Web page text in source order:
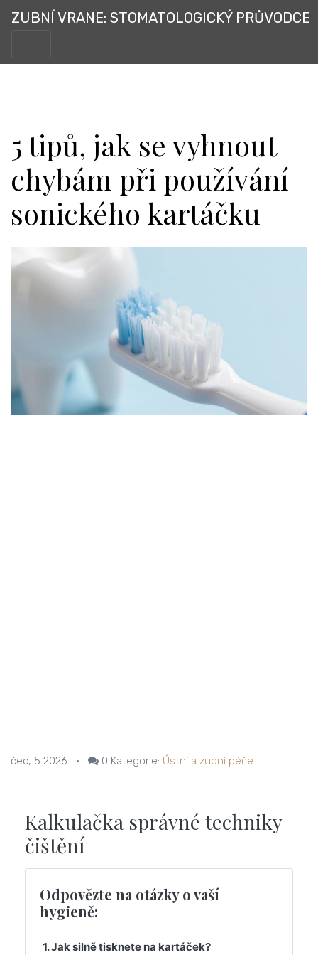
ZUBNÍ VRANE: STOMATOLOGICKÝ PRŮVODCE
5 tipů, jak se vyhnout
chybám při používání
sonického kartáčku
čec, 5 2026 • 0 Kategorie: Ústní a zubní péče
Kalkulačka správné techniky
čištění
Odpovězte na otázky o vaší
hygieně:
1. Jak silně tisknete na kartáček?